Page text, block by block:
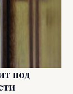
под